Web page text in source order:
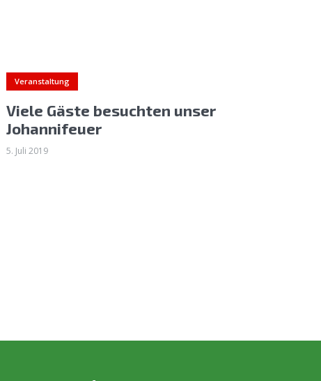
Veranstaltung
Viele Gäste besuchten unser
Johannifeuer
5. Juli 2019